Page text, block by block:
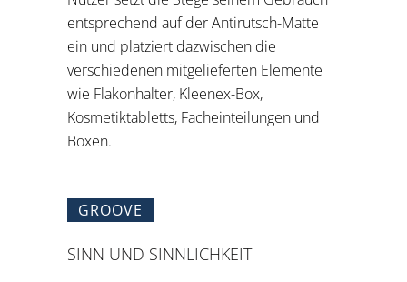
entsprechend auf der Antirutsch-Matte
ein und platziert dazwischen die
verschiedenen mitgelieferten Elemente
wie Flakonhalter, Kleenex-Box,
Kosmetiktabletts, Facheinteilungen und
Boxen.
GROOVE
SINN UND SINNLICHKEIT